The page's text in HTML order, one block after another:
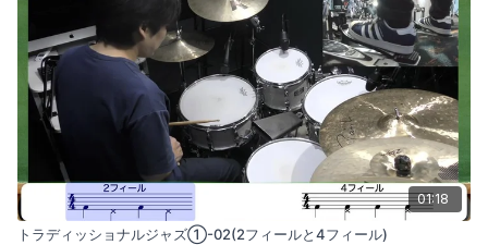
01:18
トラディッショナルジャズ①-02(2フィールと4フィール)